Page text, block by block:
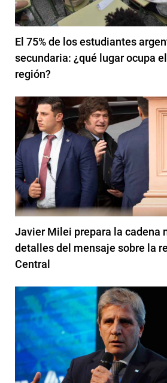
El 75% de los estudiantes
secundaria: ¿qué lugar ocupa
región?
Javier Milei prepara la cadena
detalles del mensaje sobre la
Central